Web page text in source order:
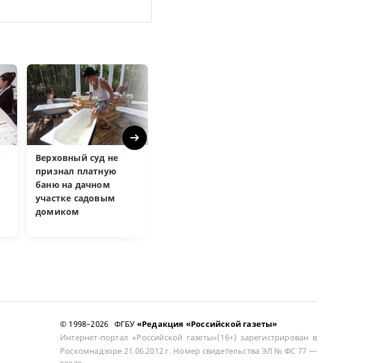
Верховный суд не
признал платную
баню на дачном
участке садовым
домиком
Next
© 1998–2026 ФГБУ «Редакция «Российской газеты»
Интернет-портал «Российской газеты»(16+) зарегистрирован в
Роскомнадзоре 21.06.2012 г. Номер свидетельства ЭЛ № ФС 77 —